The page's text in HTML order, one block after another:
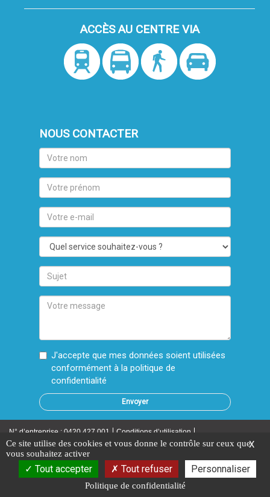
ACCÈS AU CENTRE VIA
NOUS CONTACTER
Votre
nom
Votre
prénom
Votre
e-
mail
Quel
service
souhaitez-
vous
Sujet
Votre
J'accepte que mes données soient utilisées
conformément à la politique de
confidentialité
N° d’entreprise : 0420.427.001 Conditions d’utilisation
Politique de confidentialité
Ce site a été réalisé par Black Hillset Stanygraphics © 2026 - Tous droits
X
Ce site utilise des cookies et vous donne le contrôle sur ceux que
vous souhaitez activer
Tout accepter Tout refuser Personnaliser
Politique de confidentialité